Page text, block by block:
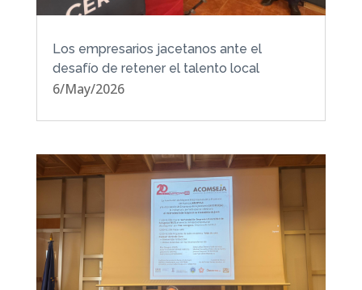
Los empresarios jacetanos ante el
desafío de retener el talento local
6/May/2026